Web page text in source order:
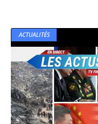
ACTUALITÉS